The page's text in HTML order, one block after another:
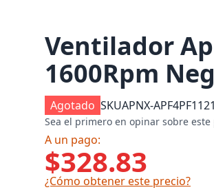
Ventilador
1600Rpm
Agotado SKUAPNX-
Sea el primero en opinar sobre
A un pago:
$328.83
¿Cómo obtener este precio?